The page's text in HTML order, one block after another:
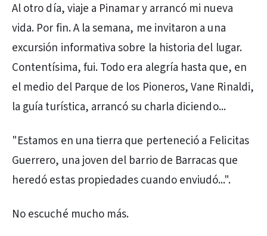
Al otro día, viaje a Pinamar y arrancó mi nueva
vida. Por fin. A la semana, me invitaron a una
excursión informativa sobre la historia del lugar.
Contentísima, fui. Todo era alegría hasta que, en
el medio del Parque de los Pioneros, Vane Rinaldi,
la guía turística, arrancó su charla diciendo...
"Estamos en una tierra que perteneció a Felicitas
Guerrero, una joven del barrio de Barracas que
heredó estas propiedades cuando enviudó...".
No escuché mucho más.